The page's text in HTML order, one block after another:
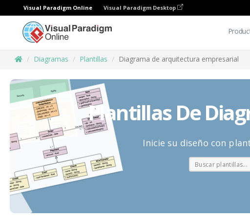
Visual Paradigm Online Visual Paradigm Desktop
Diagramas Plantillas Diagrama de arquitectura empresarial
Plantillas De
Inicie su diseño con